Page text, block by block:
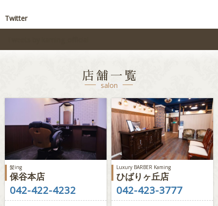
Twitter
店舗一覧
salon
髪ing
保谷本店
042-422-4232
Luxury BARBER Kaming
ひばりヶ丘店
042-423-3777